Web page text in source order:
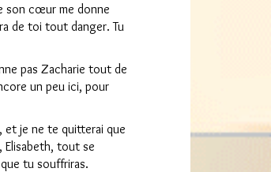
son cœur me donne
de toi tout danger. Tu
pas Zacharie tout de
un peu ici, pour
et je ne te quitterai que
Elisabeth, tout se
tu souffriras.